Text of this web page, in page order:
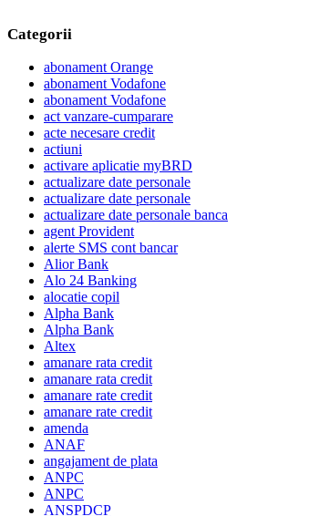
Categorii
abonament Orange
abonament Vodafone
abonament Vodafone
act vanzare-cumparare
acte necesare credit
actiuni
activare aplicatie myBRD
actualizare date personale
actualizare date personale
actualizare date personale banca
agent Provident
alerte SMS cont bancar
Alior Bank
Alo 24 Banking
alocatie copil
Alpha Bank
Alpha Bank
Altex
amanare rata credit
amanare rata credit
amanare rate credit
amanare rate credit
amenda
ANAF
angajament de plata
ANPC
ANPC
ANSPDCP